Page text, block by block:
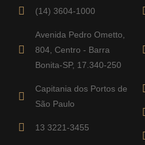
(14) 3604-1000
Avenida Pedro Ometto,
804, Centro - Barra
Bonita-SP, 17.340-250
Capitania dos Portos de
São Paulo
13 3221-3455